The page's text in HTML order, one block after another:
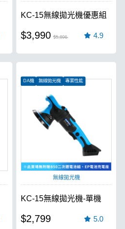
KC-15無線拋光機優惠組
$3,990 $5,896 4.9
DA機 無線拋光機 專業性能
無線拋光機
KC-15無線拋光機-單機
$2,799 5.0